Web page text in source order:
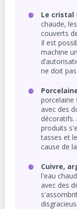
Le cristal
chaude,
couverts
Il est
machine
ne doit
porcelaine
avec des
décoratifs.
produits
tasses et
cause de
Cuivre,
l'eau
avec des